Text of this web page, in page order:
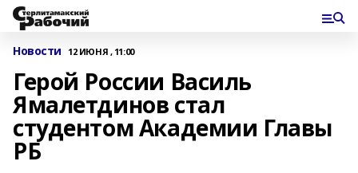
Новости 12 ИЮНЯ , 11:00
Герой России Василь
Ямалетдинов стал
студентом Академии Главы
РБ